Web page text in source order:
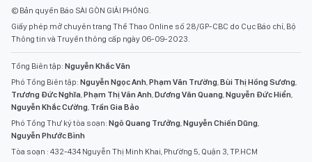
© Bản quyền Báo SÀI GÒN GIẢI PHÓNG.
Giấy phép mở chuyên trang Thể Thao Online số 28/GP-CBC do Cục Báo chí, Bộ
Thông tin và Truyền thông cấp ngày 06-09-2023.
Tổng Biên tập: Nguyễn Khắc Văn
Phó Tổng Biên tập: Nguyễn Ngọc Anh,Phạm Văn Trường,Bùi Thị Hồng Sương,
Trương Đức Nghĩa,Phạm Thị Vân Anh,Dương Văn Quang,Nguyễn Đức Hiển,
Nguyễn Khắc Cường, Trần Gia Bảo
Phó Tổng Thư ký tòa soạn: Ngô Quang Trưởng,Nguyễn Chiến Dũng,
Nguyễn Phước Bình
Tòa soạn : 432-434 Nguyễn Thị Minh Khai, Phường 5, Quận 3, TP.HCM